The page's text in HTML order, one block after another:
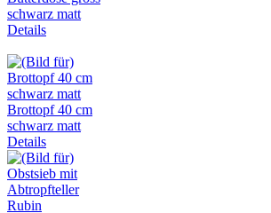
schwarz matt
Details
Brottopf 40 cm
schwarz matt
Details